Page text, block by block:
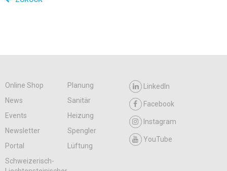
Online Shop
Planung
News
Sanitär
Events
Heizung
Newsletter
Spengler
Portal
Lüftung
LinkedIn
Facebook
Instagram
YouTube
Schweizerisch-